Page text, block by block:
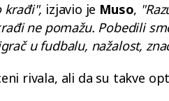
krađi", izjavio je Muso,
ne pomažu. Pobedili
u fudbalu, nažalost,
rivala, ali da su takve